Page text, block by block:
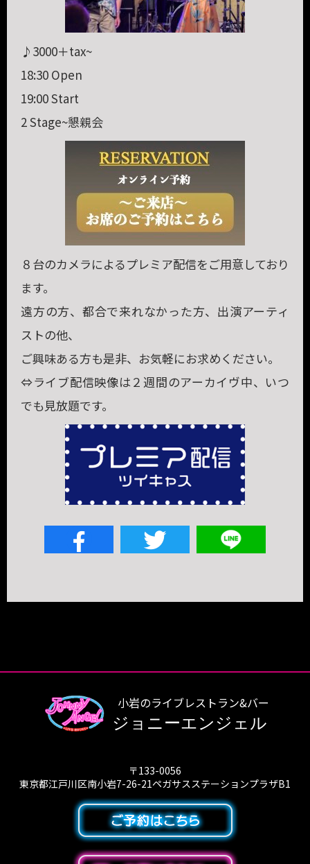
♪3000＋tax~
18:30 Open
19:00 Start
2 Stage~懇親会
８台のカメラによるプレミア配信をご用意しており
ます。
遠方の方、都合で来れなかった方、出演アーティ
ストの他、
ご興味ある方も是非、お気軽にお求めください。
⇔ライブ配信映像は２週間のアーカイヴ中、いつ
でも見放題です。
小岩のライブレストラン&バー
ジョニーエンジェル
〒133-0056
東京都江戸川区南小岩7-26-21ペガサスステーションプラザB1